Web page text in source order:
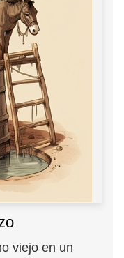
viejo en un